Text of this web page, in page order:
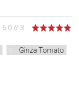
5.0 // 3
Ginza Tomato